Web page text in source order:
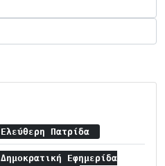
Ελεύθερη Πατρίδα
Δημοκρατική Εφημερίδα